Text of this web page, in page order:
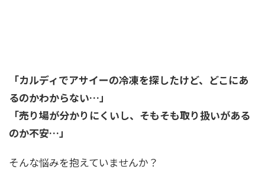
「カルディでアサイーの冷凍を探したけど、どこにあ
るのかわからない…」
「売り場が分かりにくいし、そもそも取り扱いがある
のか不安…」
そんな悩みを抱えていませんか？